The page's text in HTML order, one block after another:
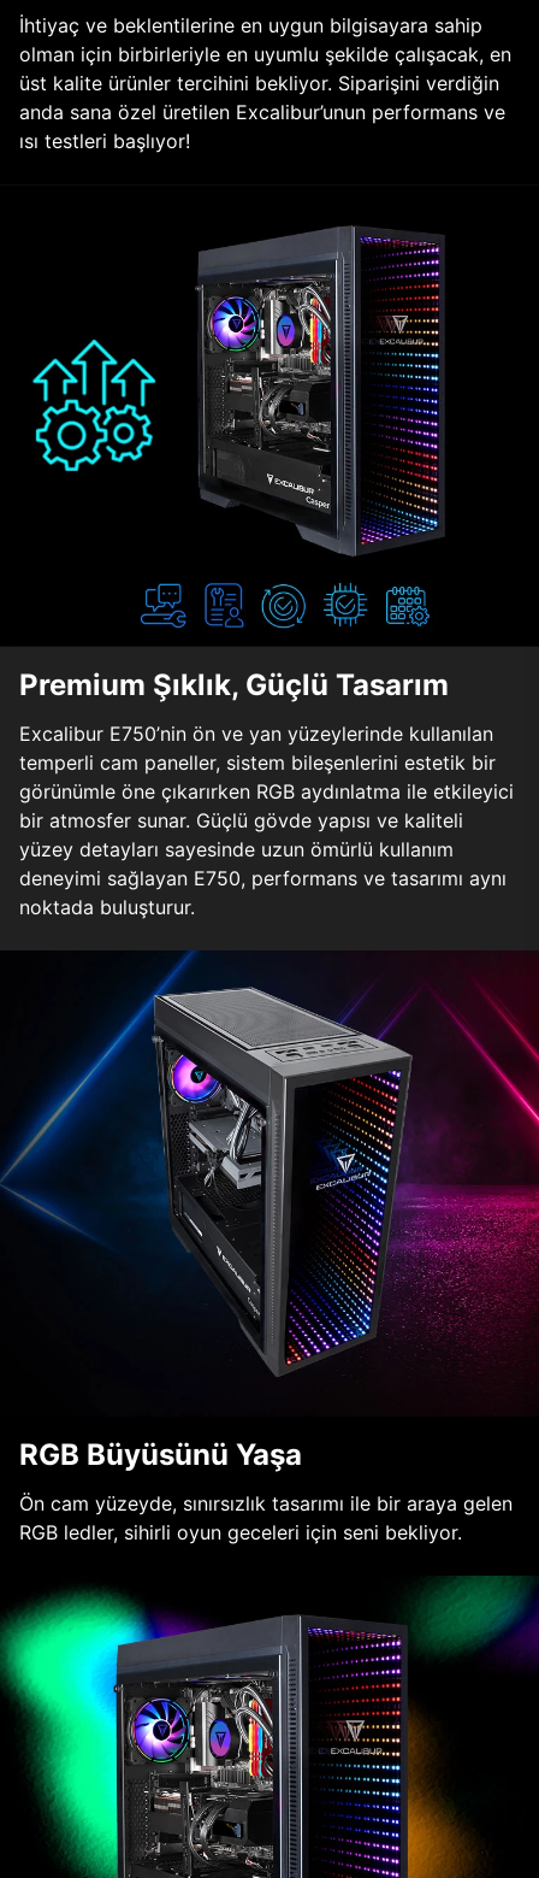
İhtiyaç ve beklentilerine en uygun bilgisayara sahip
olman için birbirleriyle en uyumlu şekilde çalışacak, en
üst kalite ürünler tercihini bekliyor. Siparişini verdiğin
anda sana özel üretilen Excalibur’unun performans ve
ısı testleri başlıyor!
Premium Şıklık, Güçlü Tasarım
Excalibur E750’nin ön ve yan yüzeylerinde kullanılan
temperli cam paneller, sistem bileşenlerini estetik bir
görünümle öne çıkarırken RGB aydınlatma ile etkileyici
bir atmosfer sunar. Güçlü gövde yapısı ve kaliteli
yüzey detayları sayesinde uzun ömürlü kullanım
deneyimi sağlayan E750, performans ve tasarımı aynı
noktada buluşturur.
RGB Büyüsünü Yaşa
Ön cam yüzeyde, sınırsızlık tasarımı ile bir araya gelen
RGB ledler, sihirli oyun geceleri için seni bekliyor.